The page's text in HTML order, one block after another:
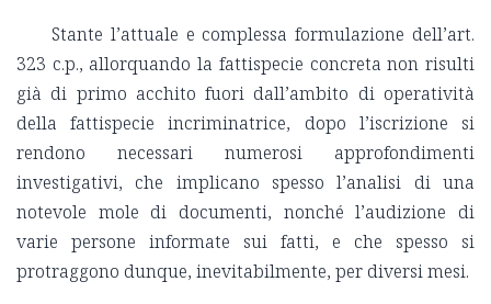
Stante l’attuale e complessa formulazione dell’art.
323 c.p., allorquando la fattispecie concreta non risulti
già di primo acchito fuori dall’ambito di operatività
della fattispecie incriminatrice, dopo l’iscrizione si
rendono necessari numerosi approfondimenti
investigativi, che implicano spesso l’analisi di una
notevole mole di documenti, nonché l’audizione di
varie persone informate sui fatti, e che spesso si
protraggono dunque, inevitabilmente, per diversi mesi.